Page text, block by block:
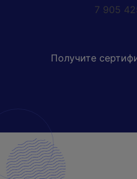
7 905
Получите